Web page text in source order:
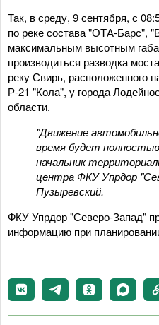
Так, в среду, 9 сентября, с
по реке состава "ОТА-Барс",
максимальным высотным
производиться разводка
реку Свирь, расположенного
Р-21 "Кола", у города
области.
"Движение
время будет
начальник
центра ФКУ Упрдор
Пузыревский.
ФКУ Упрдор "Северо-Запад"
информацию при